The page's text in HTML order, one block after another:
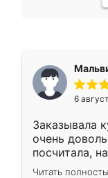
6
Заказывала
очень
посчитала,
Замерщик
Читать